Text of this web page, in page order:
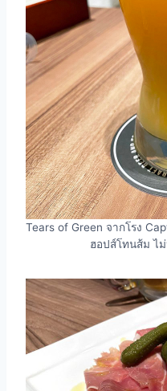
Tears of Green จากโรง
ฮอปส์โทนส้ม ไ